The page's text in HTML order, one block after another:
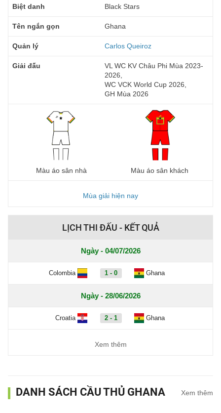
Biệt danh Black Stars
Tên ngắn gọn Ghana
Quản lý Carlos Queiroz
Giải đấu
VL WC KV Châu Phi Mùa 2023-
2026,
WC VCK World Cup 2026,
GH Mùa 2026
Màu áo sân nhà Màu áo sân khách
Mùa giải hiện nay
LỊCH THI ĐẤU - KẾT QUẢ
Ngày - 04/07/2026
Colombia 1 - 0 Ghana
Ngày - 28/06/2026
Croatia 2 - 1 Ghana
Xem thêm
DANH SÁCH CẦU THỦ GHANA Xem thêm